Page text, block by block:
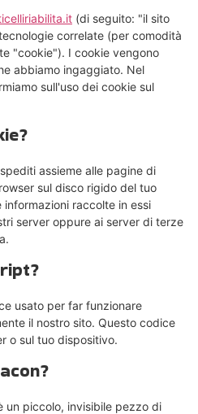
(di seguito: "il sito
correlate (per comodità
"cookie"). I cookie vengono
abbiamo ingaggiato. Nel
sull'uso dei cookie sul
assieme alle pagine di
sul disco rigido del tuo
raccolte in essi
server oppure ai server di terze
usato per far funzionare
il nostro sito. Questo codice
o sul tuo dispositivo.
un piccolo, invisibile pezzo di